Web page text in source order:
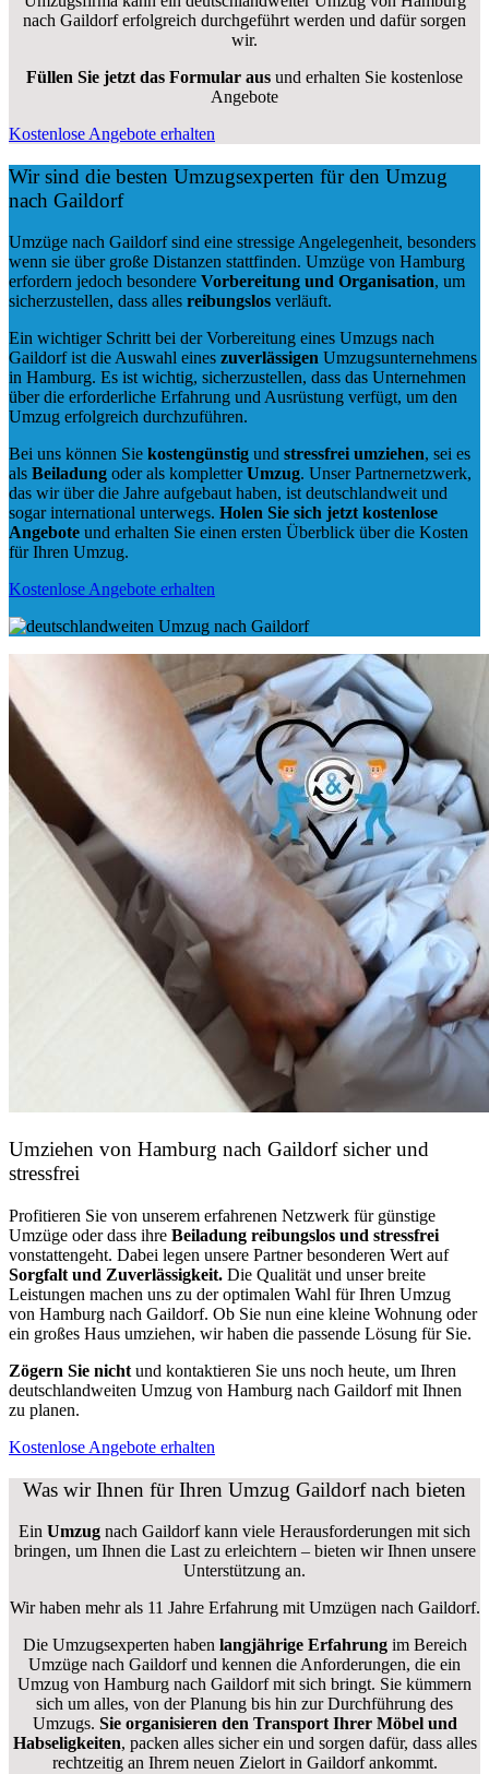
nach Gaildorf erfolgreich durchgeführt werden und dafür sorgen
wir.
Füllen Sie jetzt das Formular aus und erhalten Sie kostenlose
Angebote
Kostenlose Angebote erhalten
Wir sind die besten Umzugsexperten für den Umzug
nach Gaildorf
Umzüge nach Gaildorf sind eine stressige Angelegenheit, besonders
wenn sie über große Distanzen stattfinden. Umzüge von Hamburg
erfordern jedoch besondere Vorbereitung und Organisation, um
sicherzustellen, dass alles reibungslos verläuft.
Ein wichtiger Schritt bei der Vorbereitung eines Umzugs nach
Gaildorf ist die Auswahl eines zuverlässigen Umzugsunternehmens
in Hamburg. Es ist wichtig, sicherzustellen, dass das Unternehmen
über die erforderliche Erfahrung und Ausrüstung verfügt, um den
Umzug erfolgreich durchzuführen.
Bei uns können Sie kostengünstig und stressfrei umziehen, sei es
als Beiladung oder als kompletterUmzug. Unser Partnernetzwerk,
das wir über die Jahre aufgebaut haben, ist deutschlandweit und
sogar international unterwegs. Holen Sie sich jetzt kostenlose
Angebote und erhalten Sie einen ersten Überblick über die Kosten
für Ihren Umzug.
Kostenlose Angebote erhalten
Umziehen von Hamburg nach Gaildorfsicher und
stressfrei
Profitieren Sie von unserem erfahrenen Netzwerk für günstige
Umzüge oder dass ihre Beiladung reibungslos und stressfrei
vonstattengeht. Dabei legen unsere Partner besonderen Wert auf
Sorgfalt und Zuverlässigkeit. Die Qualität und unser breite
Leistungen machen uns zu der optimalen Wahl für Ihren Umzug
von Hamburg nach Gaildorf. Ob Sie nun eine kleine Wohnung oder
ein großes Haus umziehen, wir haben die passende Lösung für Sie.
Zögern Sie nicht und kontaktieren Sie uns noch heute, um Ihren
deutschlandweiten Umzug von Hamburg nach Gaildorf mit Ihnen
zu planen.
Kostenlose Angebote erhalten
Was wir Ihnen für Ihren Umzug Gaildorf nach bieten
Ein Umzug nach Gaildorf kann viele Herausforderungen mit sich
bringen, um Ihnen die Last zu erleichtern – bieten wir Ihnen unsere
Unterstützung an.
Wir haben mehr als 11 Jahre Erfahrung mit Umzügen nach Gaildorf.
Die Umzugsexperten haben langjährige Erfahrungim Bereich
Umzüge nach Gaildorf und kennen die Anforderungen, die ein
Umzug von Hamburg nach Gaildorf mit sich bringt. Sie kümmern
sich um alles, von der Planung bis hin zur Durchführung des
Umzugs. Sie organisieren den Transport Ihrer Möbel und
Habseligkeiten, packen alles sicher ein und sorgen dafür, dass alles
rechtzeitig an Ihrem neuen Zielort in Gaildorf ankommt.